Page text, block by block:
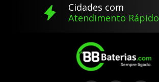
Cidades com
Atendimento Rápido